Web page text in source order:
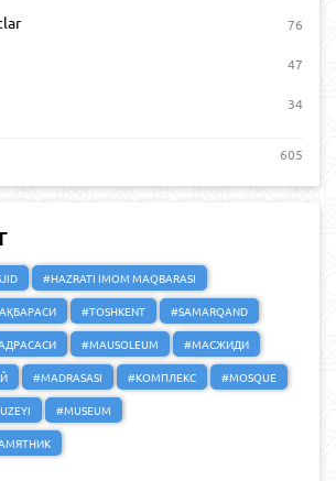
76
47
34
605
#HAZRATI IMOM MAQBARASI
#TOSHKENT
#SAMARQAND
#MAUSOLEUM
#МАСЖИДИ
#MADRASASI #КОМПЛЕКС
#MOSQUE
#MUSEUM